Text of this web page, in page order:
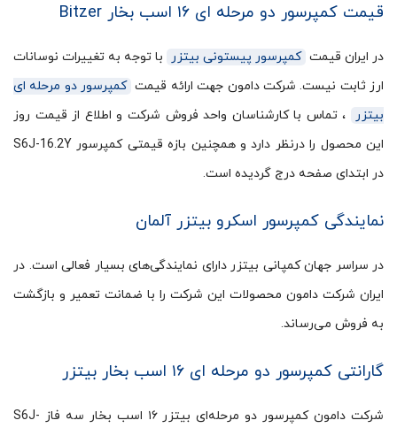
قیمت کمپرسور دو مرحله ای ۱۶ اسب بخار Bitzer
در ایران قیمت کمپرسور پیستونی بیتزر
با توجه به تغییرات نوسانات
ارز ثابت نیست. شرکت دامون جهت ارائه قیمت کمپرسور دو مرحله ای
بیتزر
، تماس با کارشناسان واحد فروش شرکت و اطلاع از قیمت روز
این محصول را درنظر دارد و همچنین بازه قیمتی کمپرسور S6J-16.2Y
در ابتدای صفحه درج گردیده است.
نمایندگی کمپرسور اسکرو بیتزر آلمان
در سراسر جهان کمپانی بیتزر دارای نمایندگی‌های بسیار فعالی است. در
ایران شرکت دامون محصولات این شرکت را با ضمانت تعمیر و بازگشت
به فروش می‌رساند.
گارانتی کمپرسور دو مرحله ای ۱۶ اسب بخار بیتزر
شرکت دامون کمپرسور دو مرحله‌ای بیتزر ۱۶ اسب بخار سه فاز S6J-